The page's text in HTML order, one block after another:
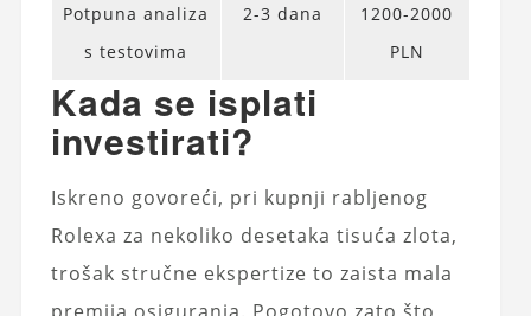
Potpuna analiza
s testovima
2-3 dana
1200-2000
PLN
Kada se isplati
investirati?
Iskreno govoreći, pri kupnji rabljenog
Rolexa za nekoliko desetaka tisuća zlota,
trošak stručne ekspertize to zaista mala